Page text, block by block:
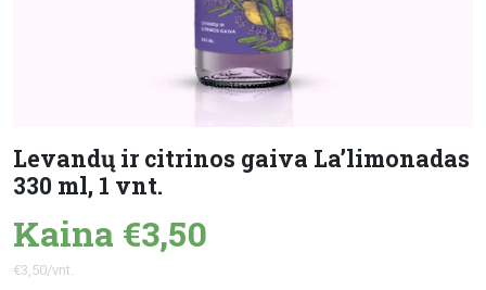
Levandų ir citrinos gaiva La’limonadas
330 ml, 1 vnt.
Kaina €3,50
€3,50/vnt.